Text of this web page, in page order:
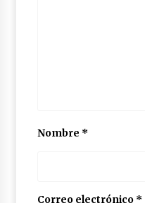
Nombre *
Correo electrónico *